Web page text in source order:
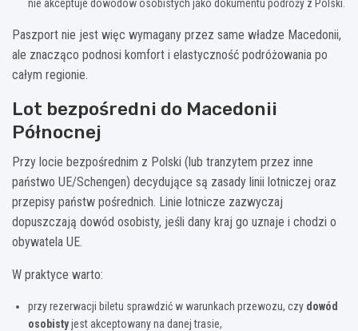
nie akceptuje dowodów osobistych jako dokumentu podróży z Polski.
Paszport nie jest więc wymagany przez same władze Macedonii,
ale znacząco podnosi komfort i elastyczność podróżowania po
całym regionie.
Lot bezpośredni do Macedonii
Północnej
Przy locie bezpośrednim z Polski (lub tranzytem przez inne
państwo UE/Schengen) decydujące są zasady linii lotniczej oraz
przepisy państw pośrednich. Linie lotnicze zazwyczaj
dopuszczają dowód osobisty, jeśli dany kraj go uznaje i chodzi o
obywatela UE.
W praktyce warto:
przy rezerwacji biletu sprawdzić w warunkach przewozu, czy dowód
osobistyjest akceptowany na danej trasie,